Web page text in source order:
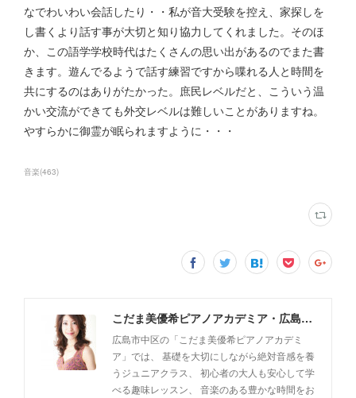
なでわいわい会話したり・・私が音大受験を控え、家探しを
し書くより話す事が大切と知り協力してくれました。そのほ
か、この語学学校時代はたくさんの思い出があるのでまた書
きます。遊んでるようで話す練習ですから喋れる人と時間を
共にするのはありがたかった。庶民レベルだと、こういう温
かい交流ができても外交レベルは難しいことがありますね。
やすらかに御霊が眠られますように・・・
音楽(463)
こだま美優希ピアノアカデミア・広島市中区
広島市中区の「こだま美優希ピアノアカデミ
ア」では、 基礎を大切にしながら絶対音感を養
うジュニアクラス、 初心者の大人も安心して学
べる趣味レッスン、 音楽のある豊かな時間をお